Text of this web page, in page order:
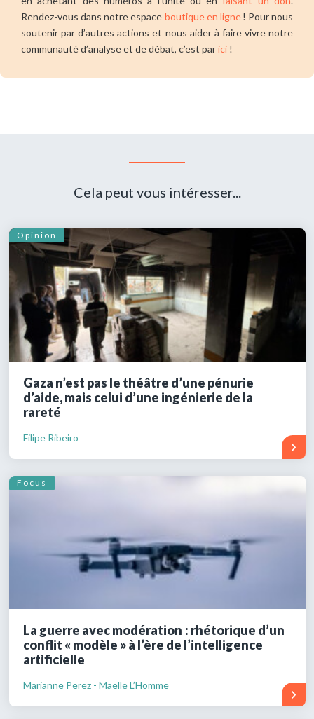
Rendez-vous dans notre espace boutique en ligne! Pour nous
soutenir par d’autres actions et nous aider à faire vivre notre
communauté d’analyse et de débat, c’est parici !
Cela peut vous intéresser...
Opinion
Gaza n’est pas le théâtre d’une pénurie
d’aide, mais celui d’une ingénierie de la
rareté
Filipe Ribeiro
Focus
La guerre avec modération : rhétorique d’un
conflit « modèle » à l’ère de l’intelligence
artificielle
Marianne Perez - Maelle L’Homme